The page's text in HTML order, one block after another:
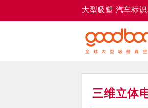
大型吸塑 汽车标
三维立体